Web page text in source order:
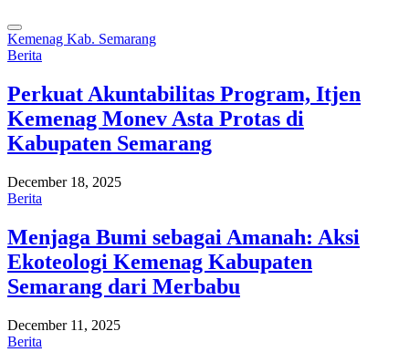
Kemenag Kab. Semarang
Berita
Perkuat Akuntabilitas Program, Itjen
Kemenag Monev Asta Protas di
Kabupaten Semarang
December 18, 2025
Berita
Menjaga Bumi sebagai Amanah: Aksi
Ekoteologi Kemenag Kabupaten
Semarang dari Merbabu
December 11, 2025
Berita